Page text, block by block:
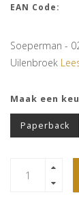
EAN Code:
Soeperman -
Uilenbroek
Maak een
Paperback